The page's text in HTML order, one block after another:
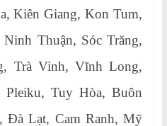
Kiên Giang, Kon Tum,
Thuận, Sóc Trăng,
Trà Vinh, Vĩnh Long,
Tuy Hòa, Buôn
Đà Lạt, Cam Ranh, Mỹ